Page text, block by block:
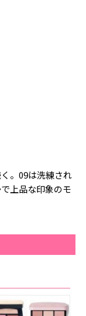
。09は洗練され
上品な印象のモ